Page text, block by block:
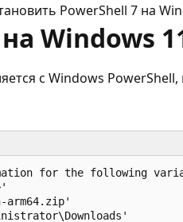
PowerShell 7 на
Windows
с Windows PowerShell,
for the following